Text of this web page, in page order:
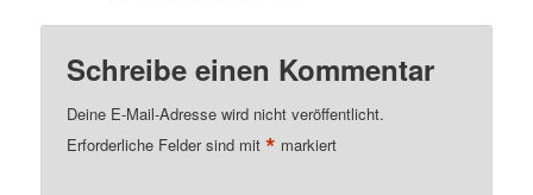
Schreibe einen Kommentar
Deine E-Mail-Adresse wird nicht veröffentlicht.
Erforderliche Felder sind mit* markiert